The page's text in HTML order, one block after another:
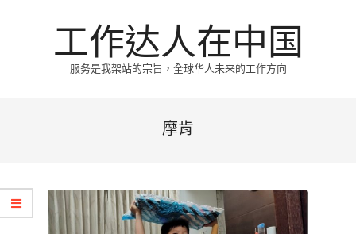
工作达人在中国
服务是我架站的宗旨，全球华人未来的工作方向
摩肯